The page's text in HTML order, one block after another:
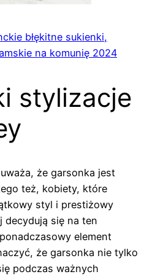
błękitne sukienki,
na komunię 2024
stylizacje
że garsonka jest
też, kobiety, które
styl i prestiżowy
decydują się na ten
element
że garsonka nie tylko
podczas ważnych